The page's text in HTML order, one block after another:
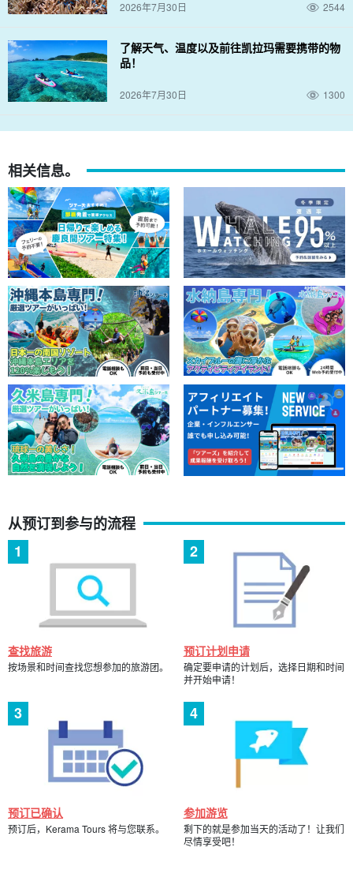
2026年7月30日 2544
了解天气、温度以及前往凯拉玛需要携带的物
品！
2026年7月30日 1300
相关信息。
从预订到参与的流程
查找旅游
按场景和时间查找您想参加的旅游团。
预订计划申请
确定要申请的计划后，选择日期和时间
并开始申请！
预订已确认
预订后，Kerama Tours 将与您联系。
参加游览
剩下的就是参加当天的活动了！让我们
尽情享受吧！